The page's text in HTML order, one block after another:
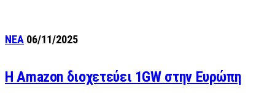
ΝΕΑ 06/11/2025
H Αmazon διοχετεύει 1GW στην Ευρώπη